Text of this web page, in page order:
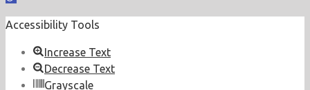
Accessibility Tools
Increase Text
Decrease Text
Grayscale